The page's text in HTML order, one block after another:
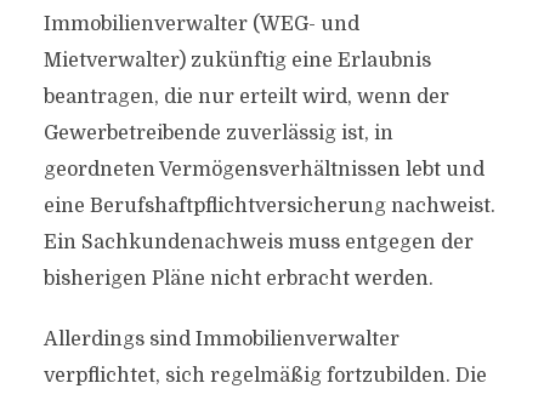
Immobilienverwalter (WEG- und
Mietverwalter) zukünftig eine Erlaubnis
beantragen, die nur erteilt wird, wenn der
Gewerbetreibende zuverlässig ist, in
geordneten Vermögensverhältnissen lebt und
eine Berufshaftpflichtversicherung nachweist.
Ein Sachkundenachweis muss entgegen der
bisherigen Pläne nicht erbracht werden.
Allerdings sind Immobilienverwalter
verpflichtet, sich regelmäßig fortzubilden. Die